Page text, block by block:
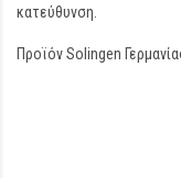
κατεύθυνση.
Προϊόν Solingen